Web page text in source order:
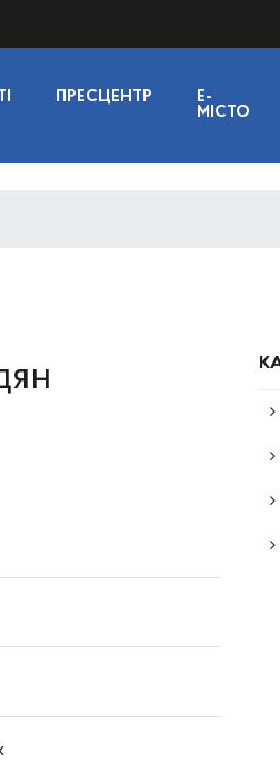
ПРЕСЦЕНТР
E-
МІСТО